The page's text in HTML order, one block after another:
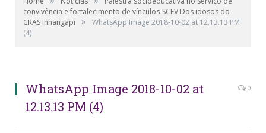
convivência e fortalecimento de vínculos-SCFV Dos idosos do
CRAS Inhangapi
»
WhatsApp Image 2018-10-02 at 12.13.13 PM
(4)
WhatsApp Image 2018-10-02 at
12.13.13 PM (4)
0